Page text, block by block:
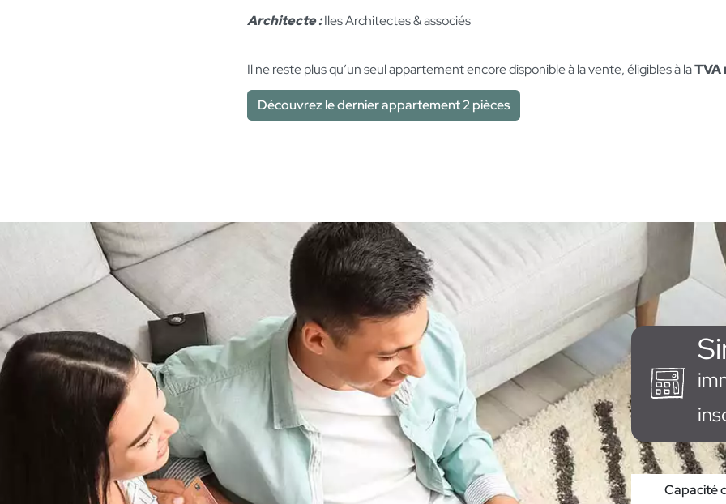
Architecte :Iles Architectes & associés
Il ne reste plus qu’un seul appartement encore disponible à la vente, éligibles à laTVA
Découvrez le dernier appartement 2 pièces
Capacité